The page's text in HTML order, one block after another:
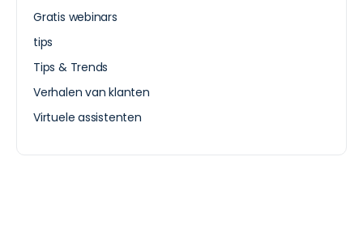
Gratis webinars
tips
Tips & Trends
Verhalen van klanten
Virtuele assistenten